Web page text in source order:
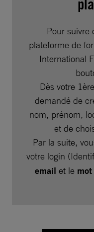
Pour suivre
plateforme de
International
Dès votre
demandé de
nom, prénom,
et de
Par la suite,
votre login
email et le mot